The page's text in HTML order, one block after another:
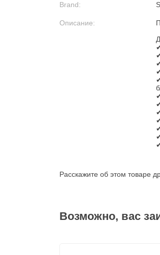
Brand:
Описание:
Расскажите об этом товаре
Возможно, вас